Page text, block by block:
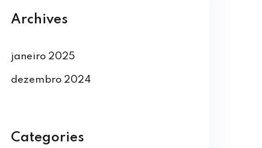
Archives
janeiro 2025
dezembro 2024
Categories